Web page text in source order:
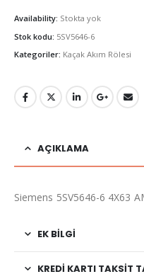
Availability: Stokta yok
Stok kodu: 5SV5646-6
Kategoriler: Kaçak Akım Rölesi
AÇIKLAMA
Siemens 5SV5646-6 4X63
EK BILGI
KREDI KARTI TAKSIT